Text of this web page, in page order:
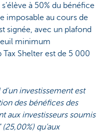
à 50% du bénéfice
imposable au cours de
signée, avec un plafond
minimum
Tax Shelter est de 5 000
investissement est
des bénéfices des
aux investisseurs soumis
qu’aux